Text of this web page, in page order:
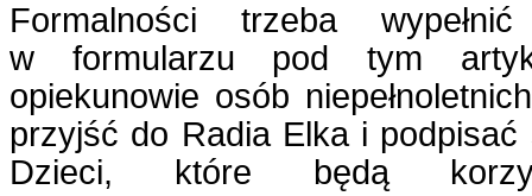
Formalności trzeba
w formularzu pod tym
opiekunowie osób
przyjść do Radia Elka i podpisać
Dzieci, które będą